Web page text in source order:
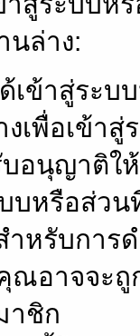
นล่าง:
เข้าสู่ระบ
เพื่อเข้า
อนุญาติใ
บหรือส่ว
ำหรับการ
อาจจะถู
าชิก